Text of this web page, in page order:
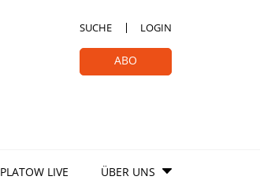
SUCHE LOGIN
ABO
PLATOW LIVE ÜBER UNS